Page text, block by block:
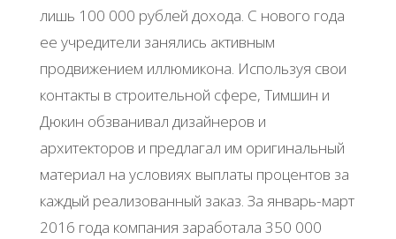
лишь 100 000 рублей дохода. С нового года
ее учредители занялись активным
продвижением иллюмикона. Используя свои
контакты в строительной сфере, Тимшин и
Дюкин обзванивал дизайнеров и
архитекторов и предлагал им оригинальный
материал на условиях выплаты процентов за
каждый реализованный заказ. За январь-март
2016 года компания заработала 350 000